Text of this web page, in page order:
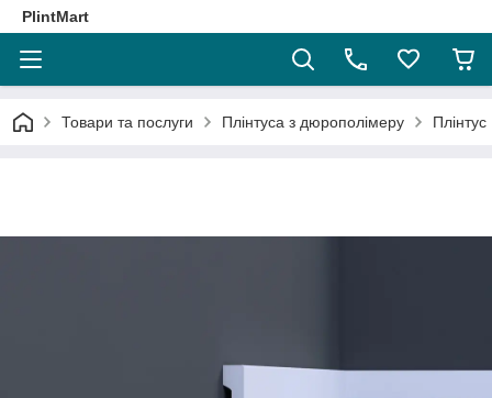
PlintMart
Товари та послуги Плінтуса з дюрополімеру